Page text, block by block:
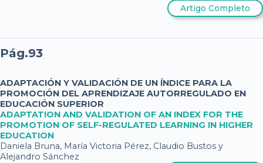
Artigo Completo
Pág.93
ADAPTACIÓN Y VALIDACIÓN DE UN ÍNDICE PARA LA
PROMOCIÓN DEL APRENDIZAJE AUTORREGULADO EN
EDUCACIÓN SUPERIOR
ADAPTATION AND VALIDATION OF AN INDEX FOR THE
PROMOTION OF SELF-REGULATED LEARNING IN HIGHER
EDUCATION
Daniela Bruna, María Victoria Pérez, Claudio Bustos y
Alejandro Sánchez